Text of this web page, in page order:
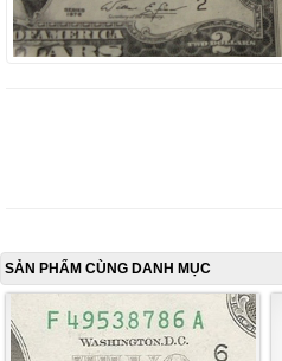
SẢN PHẨM CÙNG DANH MỤC